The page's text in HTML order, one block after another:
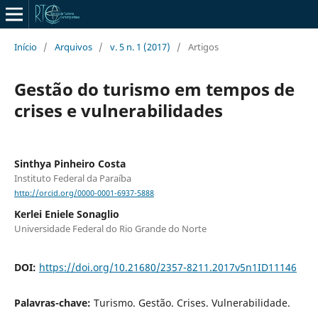
Início / Arquivos / v. 5 n. 1 (2017) / Artigos
Gestão do turismo em tempos de
crises e vulnerabilidades
Sinthya Pinheiro Costa
Instituto Federal da Paraíba
http://orcid.org/0000-0001-6937-5888
Kerlei Eniele Sonaglio
Universidade Federal do Rio Grande do Norte
DOI: https://doi.org/10.21680/2357-8211.2017v5n1ID11146
Palavras-chave: Turismo. Gestão. Crises. Vulnerabilidade.